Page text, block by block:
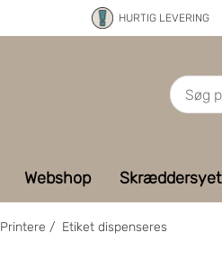
HURTIG LEVERING
Webshop Skræddersyet
Printere / Etiket dispenseres